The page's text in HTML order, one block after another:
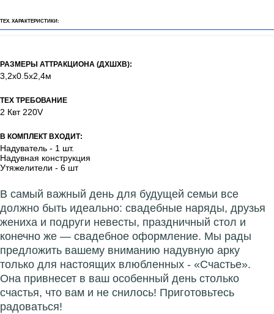
ТЕХ. ХАРАКТЕРИСТИКИ:
РАЗМЕРЫ АТТРАКЦИОНА (ДХШХВ):
3,2х0.5х2,4м
ТЕХ ТРЕБОВАНИЕ
2 Квт 220V
В КОМПЛЕКТ ВХОДИТ:
Надуватель - 1 шт.
Надувная конструкция
Утяжелители - 6 шт
В самый важный день для будущей семьи все
должно быть идеально: свадебные наряды, друзья
жениха и подруги невесты, праздничный стол и
конечно же — свадебное оформление. Мы рады
предложить вашему вниманию надувную арку
только для настоящих влюбленных - «Счастье».
Она привнесет в ваш особенный день столько
счастья, что вам и не снилось! Приготовьтесь
радоваться!